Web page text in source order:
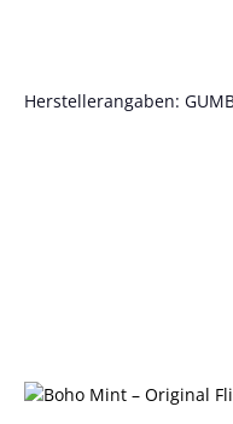
Herstellerangaben:
Produktgalerie